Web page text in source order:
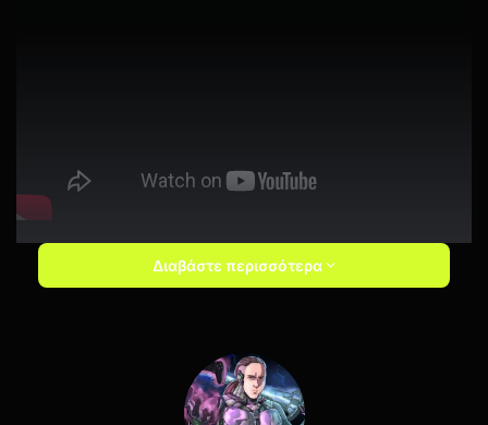
Διαβάστε περισσότερα